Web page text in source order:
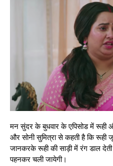
मन सुंदर के बुधवार के एपिसोड में
और सोनी सुमित्रा से कहती है कि रूही
जानकरके रूही की साड़ी में रंग डाल
पहनकर चली जायेगी।